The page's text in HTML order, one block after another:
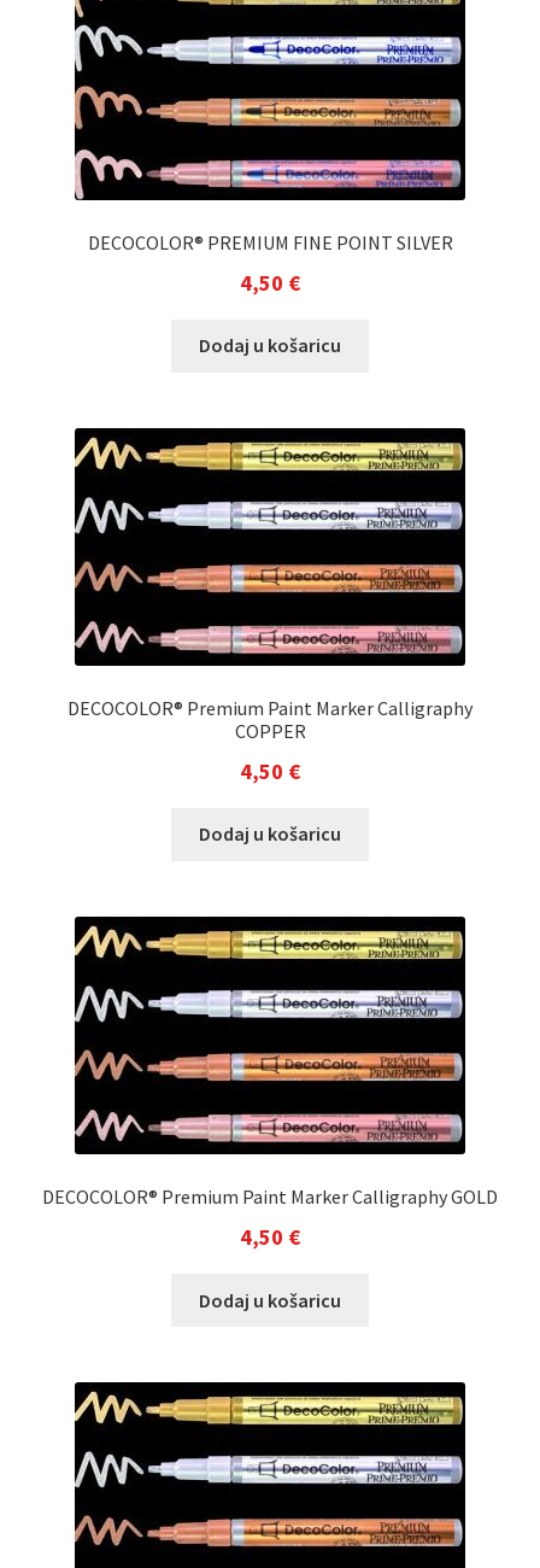
DECOCOLOR® PREMIUM FINE POINT SILVER
4,50 €
Dodaj u košaricu
DECOCOLOR® Premium Paint Marker Calligraphy
COPPER
4,50 €
Dodaj u košaricu
DECOCOLOR® Premium Paint Marker Calligraphy GOLD
4,50 €
Dodaj u košaricu